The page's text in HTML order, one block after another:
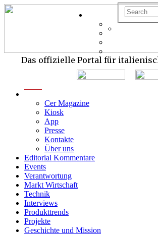
Das offizielle Portal für
Cer Magazine
Kiosk
App
Presse
Kontakte
Über uns
Editorial Kommentare
Events
Verantwortung
Markt Wirtschaft
Technik
Interviews
Produkttrends
Projekte
Geschichte und Mission